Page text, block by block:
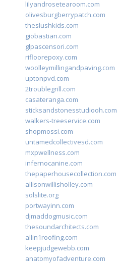
lilyandrosetearoom.com
olivesburgberrypatch.com
theslushkids.com
giobastian.com
glpascensori.com
rifloorepoxy.com
woolleymillingandpaving.com
uptonpvd.com
2troublegrill.com
casateranga.com
sticksandstonesstudiooh.com
walkers-treeservice.com
shopmossi.com
untamedcollectivesd.com
mxpwellness.com
infernocanine.com
thepaperhousecollection.com
allisonwillisholley.com
solslite.org
portwayinn.com
djmaddogmusic.com
thesoundarchitects.com
allin1roofing.com
keepjudgewebb.com
anatomyofadventure.com